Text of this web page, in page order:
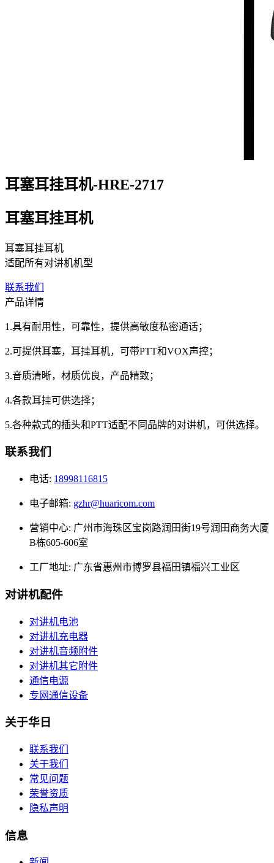
耳塞耳挂耳机-HRE-2717
耳塞耳挂耳机
耳塞耳挂耳机
适配所有对讲机机型
联系我们
产品详情
1.具有耐用性，可靠性，提供高敏度私密通话；
2.可提供耳塞，耳挂耳机，可带PTT和VOX声控；
3.音质清晰，材质优良，产品精致；
4.各款耳挂可供选择；
5.各种款式的插头和PTT适配不同品牌的对讲机，可供选择。
联系我们
电话: 18998116815
电子邮箱: gzhr@huaricom.com
营销中心: 广州市海珠区宝岗路润田街19号润田商务大厦
B栋605-606室
工厂地址: 广东省惠州市博罗县福田镇福兴工业区
对讲机配件
对讲机电池
对讲机充电器
对讲机音频附件
对讲机其它附件
通信电源
专网通信设备
关于华日
联系我们
关于我们
常见问题
荣誉资质
隐私声明
信息